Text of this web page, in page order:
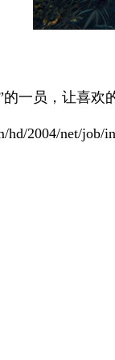
一员，让喜
hd/2004/net/job/